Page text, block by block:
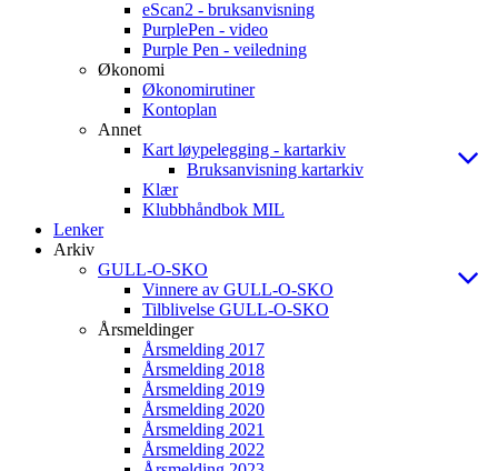
eScan2 - bruksanvisning
PurplePen - video
Purple Pen - veiledning
Økonomi
Økonomirutiner
Kontoplan
Annet
Kart løypelegging - kartarkiv
Bruksanvisning kartarkiv
Klær
Klubbhåndbok MIL
Lenker
Arkiv
GULL-O-SKO
Vinnere av GULL-O-SKO
Tilblivelse GULL-O-SKO
Årsmeldinger
Årsmelding 2017
Årsmelding 2018
Årsmelding 2019
Årsmelding 2020
Årsmelding 2021
Årsmelding 2022